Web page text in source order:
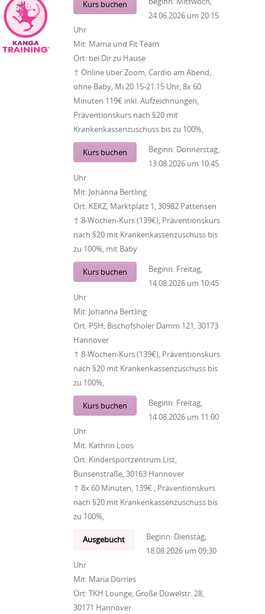
Kurs buchen
24.06.2026 um 20:15
Uhr
Mit: Mama und Fit Team
Ort: bei Dir zu Hause
↑ Online über Zoom, Cardio am Abend,
ohne Baby, Mi 20.15-21.15 Uhr, 8x 60
Minuten 119€ inkl. Aufzeichnungen,
Präventionskurs nach §20 mit
Krankenkassenzuschuss bis zu 100%,
Kurs buchen Beginn: Donnerstag,
13.08.2026 um 10:45
Uhr
Mit: Johanna Bertling
Ort: KEKZ, Marktplatz 1, 30982 Pattensen
↑ 8-Wochen-Kurs (139€), Präventionskurs
nach §20 mit Krankenkassenzuschuss bis
zu 100%, mit Baby
Kurs buchen Beginn: Freitag,
14.08.2026 um 10:45
Uhr
Mit: Johanna Bertling
Ort: PSH, Bischofsholer Damm 121, 30173
Hannover
↑ 8-Wochen-Kurs (139€), Präventionskurs
nach §20 mit Krankenkassenzuschuss bis
zu 100%,
Kurs buchen Beginn: Freitag,
14.08.2026 um 11:00
Uhr
Mit: Kathrin Loos
Ort: Kindersportzentrum List,
Bunsenstraße, 30163 Hannover
↑ 8x 60 Minuten, 139€ , Präventionskurs
nach §20 mit Krankenkassenzuschuss bis
zu 100%,
Ausgebucht Beginn: Dienstag,
18.08.2026 um 09:30
Uhr
Mit: Maria Dörries
Ort:TKH Lounge, Große Düwelstr. 28,
30171 Hannover